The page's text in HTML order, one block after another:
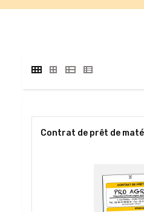
Contrat de prêt de